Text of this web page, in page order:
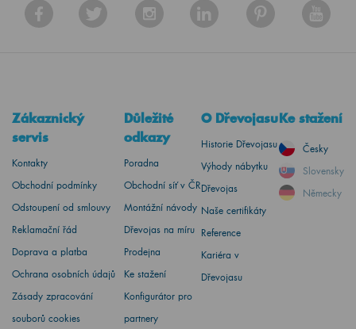
Zákaznický
servis
Kontakty
Obchodní podmínky
Odstoupení od smlouvy
Reklamační řád
Doprava a platba
Ochrana osobních údajů
Zásady zpracování
souborů cookies
Důležité
odkazy
Poradna
Obchodní síť v ČR
Montážní návody
Dřevojas na míru
Prodejna
Ke stažení
Konfigurátor pro
partnery
O Dřevojasu
Historie Dřevojasu
Výhody nábytku
Dřevojas
Naše certifikáty
Reference
Kariéra v
Dřevojasu
Ke stažení
Česky
Slovensky
Německy